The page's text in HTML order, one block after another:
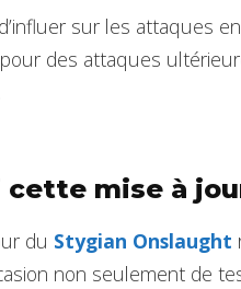
sur les attaques
des attaques
cette mise à
du Stygian Onslaught
non seulement de